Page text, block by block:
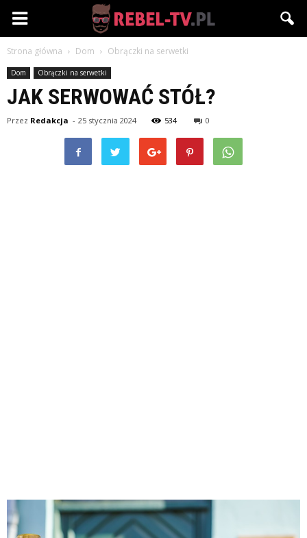
Rebel-
Strona główna Dom Obrączki na serwetki
Dom Obrączki na serwetki
JAK SERWOWAĆ STÓŁ?
Przez Redakcja - 25 stycznia 2024 534 0